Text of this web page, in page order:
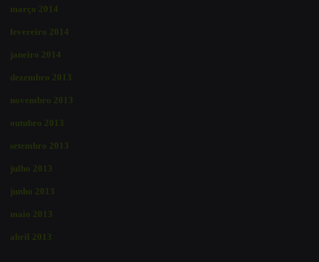
março 2014
fevereiro 2014
janeiro 2014
dezembro 2013
novembro 2013
outubro 2013
setembro 2013
julho 2013
junho 2013
maio 2013
abril 2013